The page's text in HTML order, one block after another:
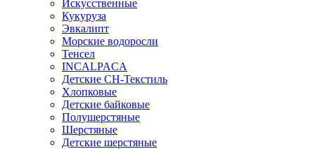
Искусственные
Кукуруза
Эвкалипт
Морские водоросли
Тенсел
INCALPACA
Детские СН-Текстиль
Хлопковые
Детские байковые
Полушерстяные
Шерстяные
Детские шерстяные